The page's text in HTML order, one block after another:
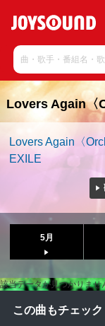
Lovers Again〈
Lovers Again〈
EXILE
5月
該当データが見つかりませ
この曲もチェック